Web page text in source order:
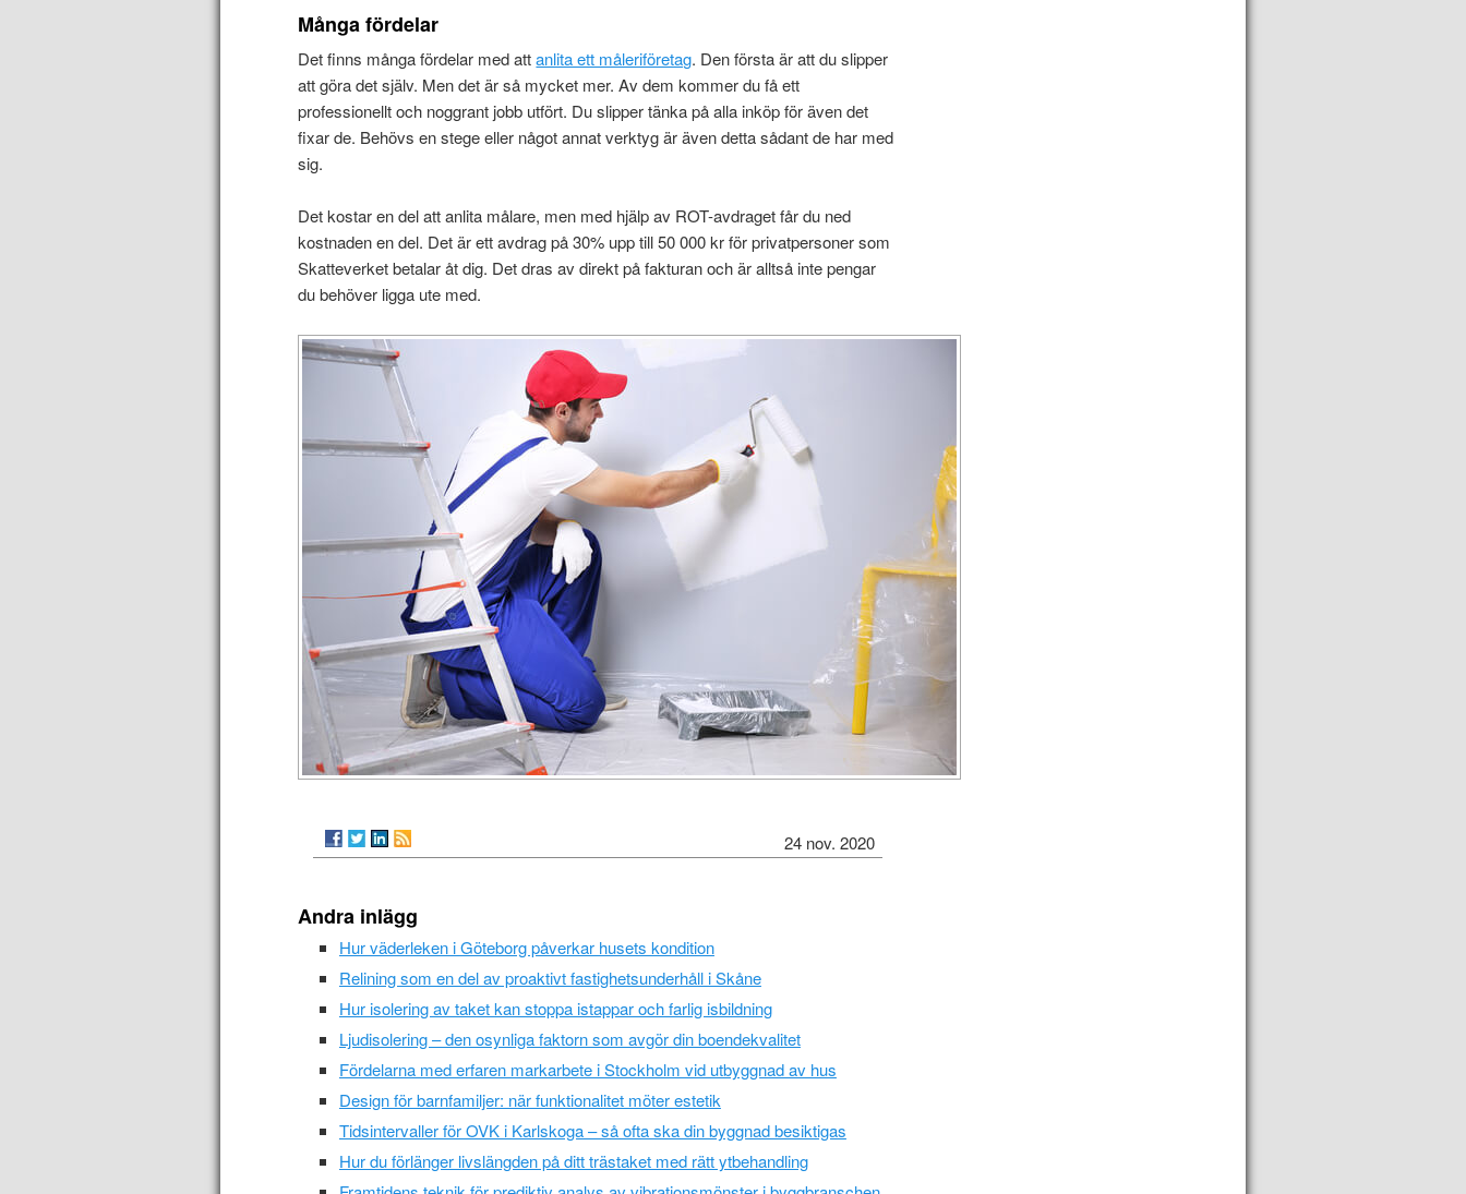
Många fördelar
Det finns många fördelar med attanlita ett måleriföretag. Den första är att du slipper
att göra det själv. Men det är så mycket mer. Av dem kommer du få ett
professionellt och noggrant jobb utfört. Du slipper tänka på alla inköp för även det
fixar de. Behövs en stege eller något annat verktyg är även detta sådant de har med
sig.
Det kostar en del att anlita målare, men med hjälp av ROT-avdraget får du ned
kostnaden en del. Det är ett avdrag på 30% upp till 50 000 kr för privatpersoner som
Skatteverket betalar åt dig. Det dras av direkt på fakturan och är alltså inte pengar
du behöver ligga ute med.
24 nov. 2020
Andra inlägg
Hur väderleken i Göteborg påverkar husets kondition
Relining som en del av proaktivt fastighetsunderhåll i Skåne
Hur isolering av taket kan stoppa istappar och farlig isbildning
Ljudisolering – den osynliga faktorn som avgör din boendekvalitet
Fördelarna med erfaren markarbete i Stockholm vid utbyggnad av hus
Design för barnfamiljer: när funktionalitet möter estetik
Tidsintervaller för OVK i Karlskoga – så ofta ska din byggnad besiktigas
Hur du förlänger livslängden på ditt trästaket med rätt ytbehandling